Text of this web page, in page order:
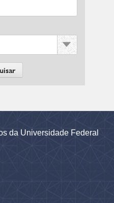
da Universidade Federal